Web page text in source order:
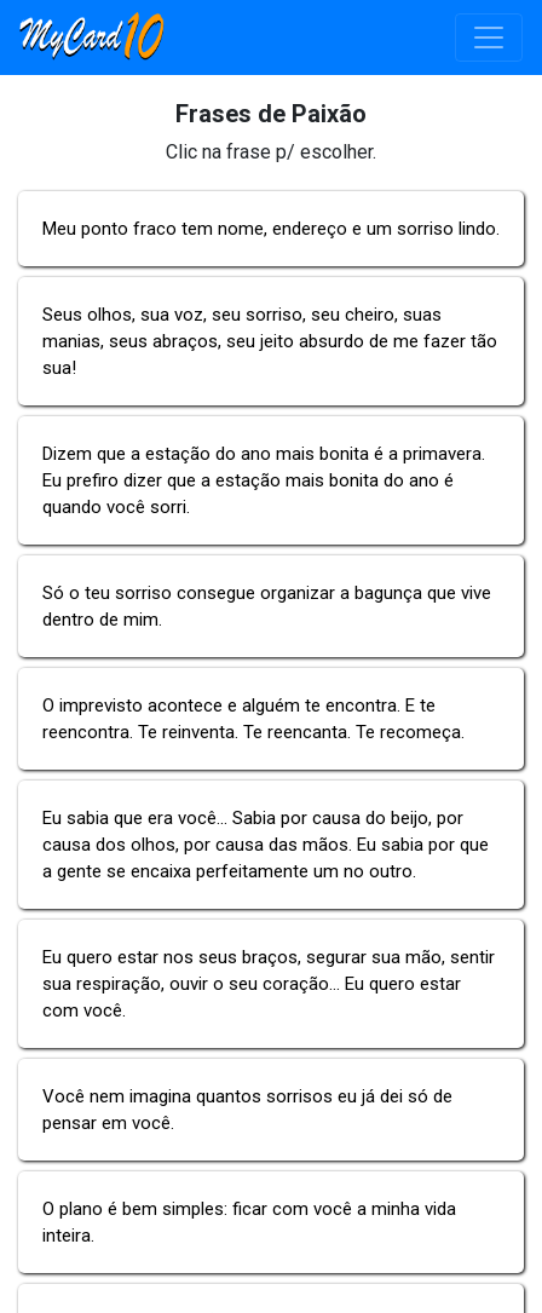
Frases de Paixão
Clic na frase p/ escolher.
Meu ponto fraco tem nome, endereço e um sorriso lindo.
Seus olhos, sua voz, seu sorriso, seu cheiro, suas
manias, seus abraços, seu jeito absurdo de me fazer tão
sua!
Dizem que a estação do ano mais bonita é a primavera.
Eu prefiro dizer que a estação mais bonita do ano é
quando você sorri.
Só o teu sorriso consegue organizar a bagunça que vive
dentro de mim.
O imprevisto acontece e alguém te encontra. E te
reencontra. Te reinventa. Te reencanta. Te recomeça.
Eu sabia que era você... Sabia por causa do beijo, por
causa dos olhos, por causa das mãos. Eu sabia por que
a gente se encaixa perfeitamente um no outro.
Eu quero estar nos seus braços, segurar sua mão, sentir
sua respiração, ouvir o seu coração... Eu quero estar
com você.
Você nem imagina quantos sorrisos eu já dei só de
pensar em você.
O plano é bem simples: ficar com você a minha vida
inteira.